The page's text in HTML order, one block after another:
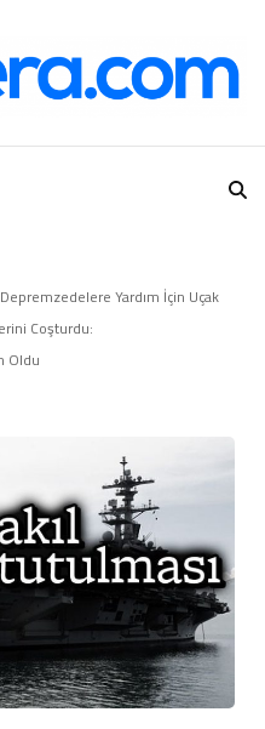
Hizmetler
Yardım İçin Uçak
Coşturdu:
Oldu